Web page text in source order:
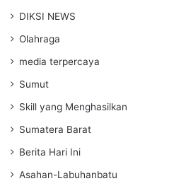
DIKSI NEWS
Olahraga
media terpercaya
Sumut
Skill yang Menghasilkan
Sumatera Barat
Berita Hari Ini
Asahan-Labuhanbatu